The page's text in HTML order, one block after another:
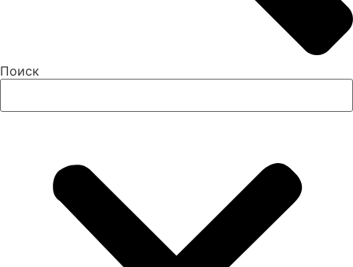
Поиск